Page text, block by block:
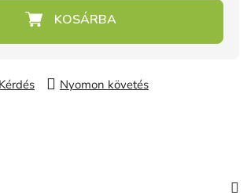
Kérdés
Nyomon követés